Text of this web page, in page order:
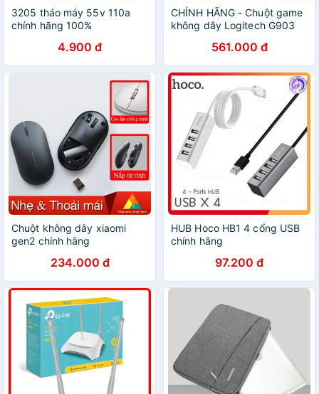
3205 tháo máy 55v 110a
chính hãng 100%
4.900 đ
CHÍNH HÃNG - Chuột game
không dây Logitech G903
561.000 đ
Chuột không dây xiaomi
gen2 chính hãng
234.000 đ
HUB Hoco HB1 4 cổng USB
chính hãng
97.200 đ